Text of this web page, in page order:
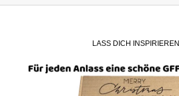
LASS DICH INSPIRIEREN